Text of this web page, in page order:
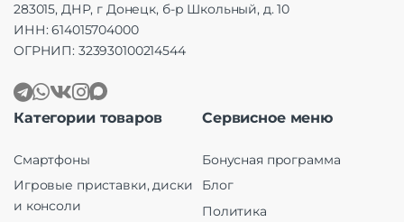
283015, ДНР, г Донецк, б-р Школьный, д. 10
ИНН: 614015704000
ОГРНИП: 323930100214544
Категории товаров
Смартфоны
Игровые приставки, диски
и консоли
Сервисное меню
Бонусная программа
Блог
Политика